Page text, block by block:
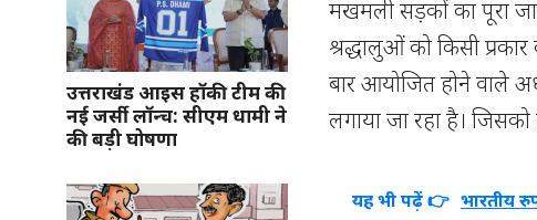
उत्तराखंड आइस हॉकी टीम की
नई जर्सी लॉन्च: सीएम धामी ने
की बड़ी घोषणा
मखमली सड़कों का पूरा
श्रद्धालुओं को किसी
बार आयोजित होने वाले
लगाया जा रहा है।
यह भी पढ़ें 👉 भारतीय